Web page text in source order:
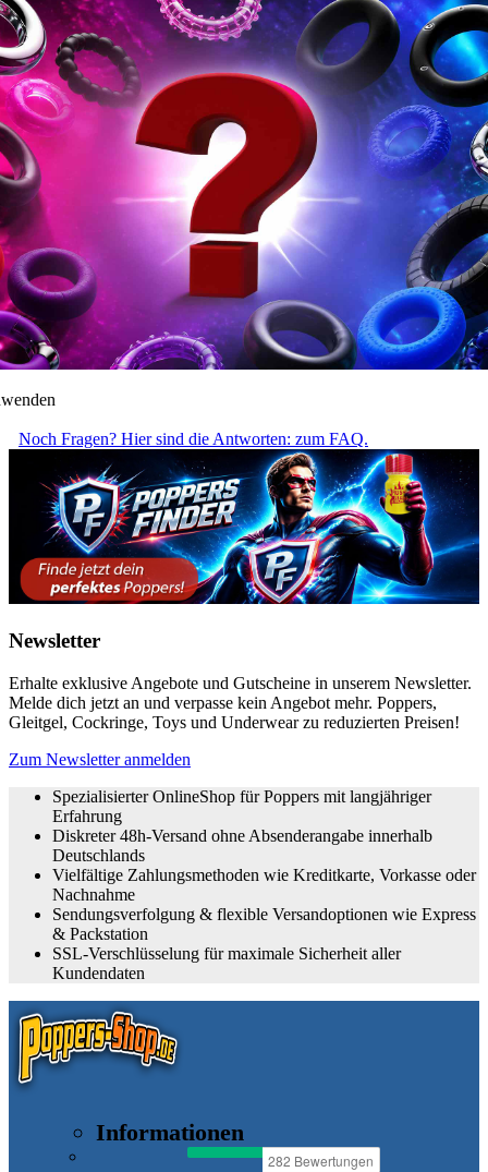
Noch Fragen? Hier sind die Antworten: zum FAQ.
Newsletter
Erhalte exklusive Angebote und Gutscheine in unserem Newsletter.
Melde dich jetzt an und verpasse kein Angebot mehr. Poppers,
Gleitgel, Cockringe, Toys und Underwear zu reduzierten Preisen!
Zum Newsletter anmelden
Spezialisierter OnlineShop für Poppers mit langjähriger
Erfahrung
Diskreter 48h-Versand ohne Absenderangabe innerhalb
Deutschlands
Vielfältige Zahlungsmethoden wie Kreditkarte, Vorkasse oder
Nachnahme
Sendungsverfolgung & flexible Versandoptionen wie Express
& Packstation
SSL-Verschlüsselung für maximale Sicherheit aller
Kundendaten
Informationen